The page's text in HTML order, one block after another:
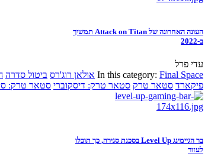
העונה האחרונה של Attack on Titan תמשיך
ב-2022
עדי פרל
In this category: Final Space אולאן רוג'רס ביטול סדרה
פיקארד סטאר טרק סטאר טרק: דיסקוברי סטאר טרק:
בר הגיימינג Level Up בסכנת סגירה, כך תוכלו
לעזור